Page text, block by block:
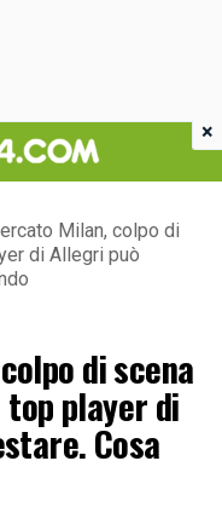
Milan, colpo di
di Allegri può
di scena
player di
Cosa
×